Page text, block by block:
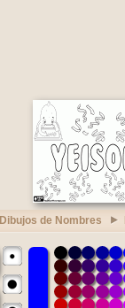
Dibujos de Nombres